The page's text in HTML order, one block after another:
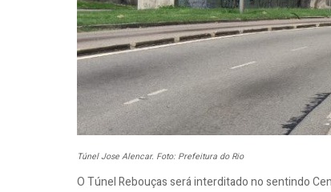
Túnel Jose Alencar. Foto: Prefeitura do Rio
O Túnel Rebouças será interditado no sentindo